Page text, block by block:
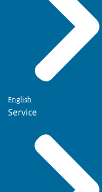
English
Service